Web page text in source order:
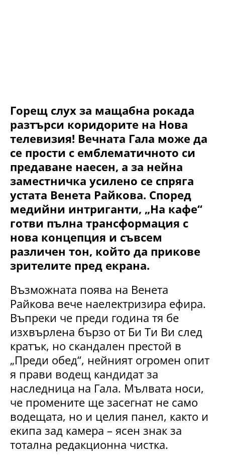
Горещ слух за мащабна рокада
разтърси коридорите на Нова
телевизия! Вечната Гала може да
се прости с емблематичното си
предаване наесен, а за нейна
заместничка усилено се спряга
устата Венета Райкова. Според
медийни интриганти, „На кафе“
готви пълна трансформация с
нова концепция и съвсем
различен тон, който да прикове
зрителите пред екрана.
Възможната поява на Венета
Райкова вече наелектризира ефира.
Въпреки че преди година тя бе
изхвърлена бързо от Би Ти Ви след
кратък, но скандален престой в
„Преди обед“, нейният огромен опит
я прави водещ кандидат за
наследница на Гала. Мълвата носи,
че промените ще засегнат не само
водещата, но и целия панел, както и
екипа зад камера – ясен знак за
тотална редакционна чистка.